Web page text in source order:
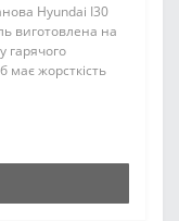
Hyundai I30
виготовлена на
гарячого
має жорсткість